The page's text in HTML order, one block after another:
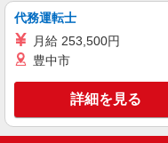
代務運転士
月給 253,500円
豊中市
詳細を見る